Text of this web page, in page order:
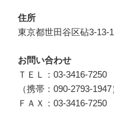
住所
東京都世田谷区砧3-13-
お問い合わせ
ＴＥＬ：03-3416-7250
（携帯：090-2793-1947
ＦＡＸ：03-3416-7250